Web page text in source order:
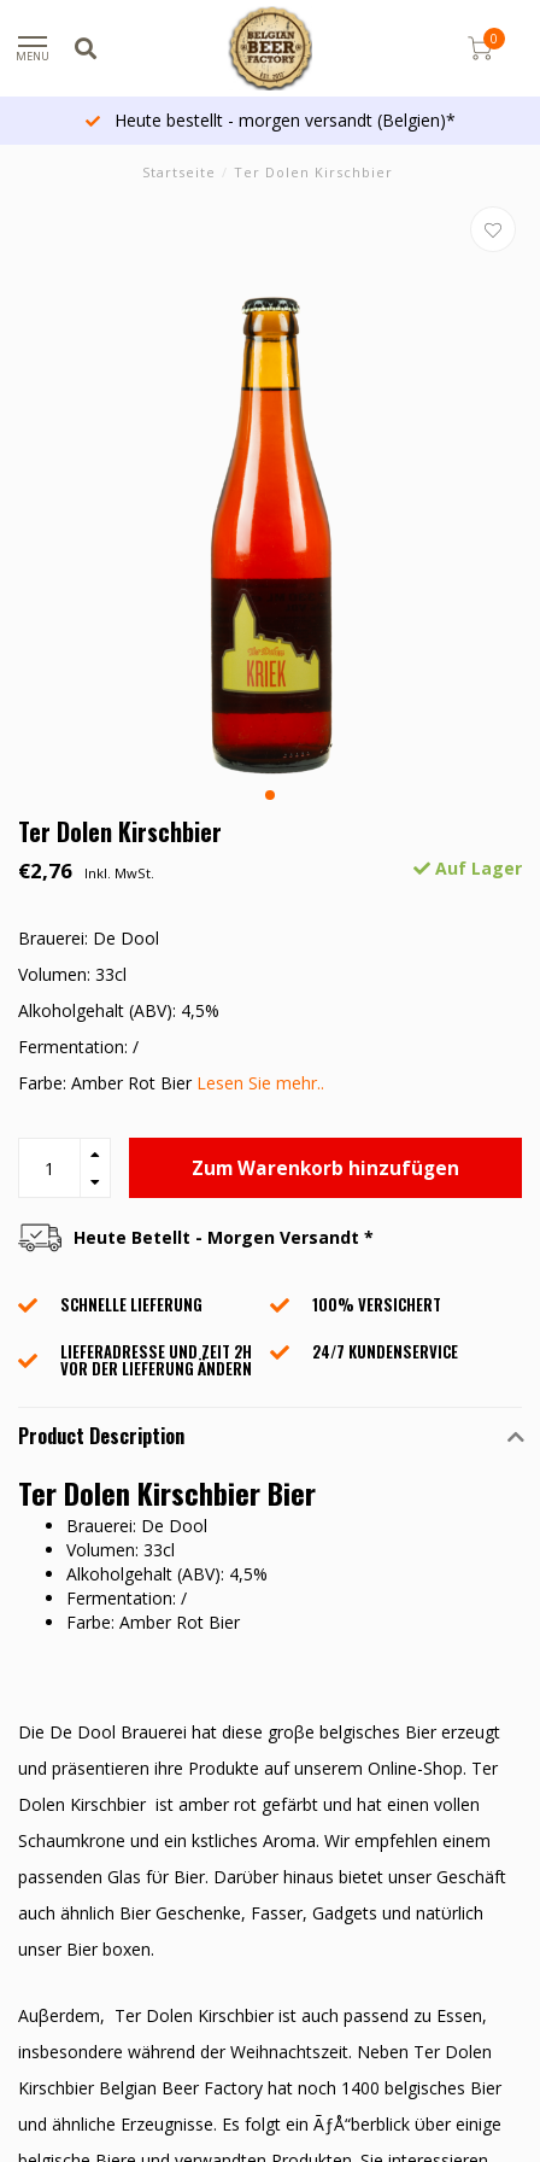
MENU
0
Heute bestellt - morgen versandt (Belgien)*
Startseite / Ter Dolen Kirschbier
Ter Dolen Kirschbier
€2,76 Inkl. MwSt. Auf Lager
Brauerei: De Dool
Volumen: 33cl
Alkoholgehalt (ABV): 4,5%
Fermentation: /
Farbe: Amber Rot Bier Lesen Sie mehr..
Zum Warenkorb hinzufügen
Heute Betellt - Morgen Versandt *
SCHNELLE LIEFERUNG
100% VERSICHERT
LIEFERADRESSE UND ZEIT 2H
VOR DER LIEFERUNG ÄNDERN
24/7 KUNDENSERVICE
Product Description
Ter Dolen Kirschbier Bier
Brauerei: De Dool
Volumen: 33cl
Alkoholgehalt (ABV): 4,5%
Fermentation: /
Farbe: Amber Rot Bier
Die De Dool Brauerei hat diese groβe belgisches Bier erzeugt
und präsentieren ihre Produkte auf unserem Online-Shop. Ter
Dolen Kirschbier ist amber rot gefärbt und hat einen vollen
Schaumkrone und ein kӧstliches Aroma. Wir empfehlen einem
passenden Glas fϋr Bier. Darϋber hinaus bietet unser Geschäft
auch ähnlich Bier Geschenke, Fasser, Gadgets und natϋrlich
unser Bier boxen.
Auβerdem, Ter Dolen Kirschbier ist auch passend zu Essen,
insbesondere während der Weihnachtszeit. Neben Ter Dolen
Kirschbier Belgian Beer Factory hat noch 1400 belgisches Bier
und ähnliche Erzeugnisse. Es folgt ein ÃƒÅ“berblick ϋber einige